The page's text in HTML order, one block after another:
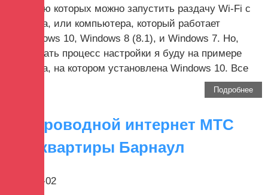
помощью которых можно запустить раздачу Wi-Fi с
ноутбука, или компьютера, который работает
на Windows 10, Windows 8 (8.1), и Windows 7. Но,
показывать процесс настройки я буду на примере
ноутбука, на котором установлена Windows 10. Все
Подробнее
Беспроводной интернет МТС
для квартиры Барнаул
2017-09-02